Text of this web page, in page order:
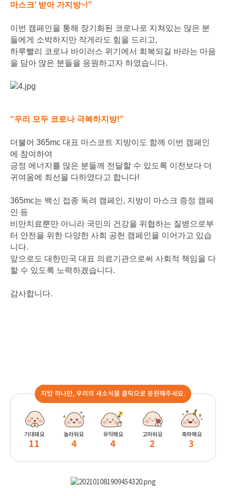
마스크’ 받아 가지방~!”
이번 캠페인을 통해 장기화된 코로나로 지쳐있는 많은 분
들에게 소박하지만 작게라도 힘을 드리고,
하루빨리 코로나 바이러스 위기에서 회복되길 바라는 마음
을 담아 많은 분들을 응원하고자 하였습니다.
“우리 모두 코로나 극복하지방!”
더불어 365mc 대표 마스코트 지방이도 함께 이번 캠페인
에 참여하여
긍정 에너지를 많은 분들께 전달할 수 있도록 이전보다 더
귀여움에 최선을 다하였다고 합니다!
365mc는 백신 접종 독려 캠페인, 지방이 마스크 증정 캠페
인 등
비만치료뿐만 아니라 국민의 건강을 위협하는 질병으로부
터 안전을 위한 다양한 사회 공헌 캠페인을 이어가고 있습
니다.
앞으로도 대한민국 대표 의료기관으로써 사회적 책임을 다
할 수 있도록 노력하겠습니다.
감사합니다.
지방 하나만, 우리의 새소식을 클릭으로 응원해주세요.
기대돼요
11
놀라워요
4
유익해요
4
고마워요
2
축하해요
3